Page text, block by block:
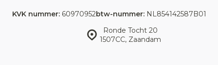
Ronde Tocht 20
1507CC, Zaandam
KVK nummer:60970952btw-nummer:NL854142587B01